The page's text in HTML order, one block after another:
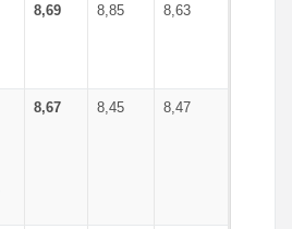
8,69 8,85 8,63
8,67 8,45 8,47